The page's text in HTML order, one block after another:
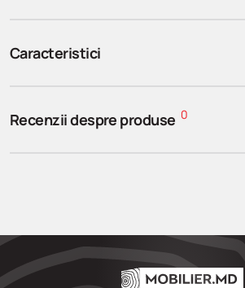
Caracteristici
Recenzii despre produse 0